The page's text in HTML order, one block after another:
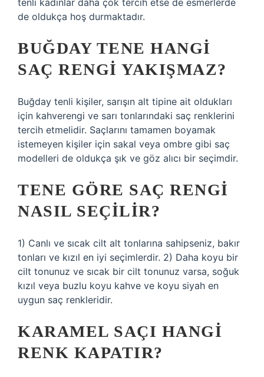
tenli kadınlar daha çok tercih etse de esmerlerde
de oldukça hoş durmaktadır.
BUĞDAY TENE HANGI
SAÇ RENGI YAKIŞMAZ?
Buğday tenli kişiler, sarışın alt tipine ait oldukları
için kahverengi ve sarı tonlarındaki saç renklerini
tercih etmelidir. Saçlarını tamamen boyamak
istemeyen kişiler için sakal veya ombre gibi saç
modelleri de oldukça şık ve göz alıcı bir seçimdir.
TENE GÖRE SAÇ RENGI
NASIL SEÇILIR?
1) Canlı ve sıcak cilt alt tonlarına sahipseniz, bakır
tonları ve kızıl en iyi seçimlerdir. 2) Daha koyu bir
cilt tonunuz ve sıcak bir cilt tonunuz varsa, soğuk
kızıl veya buzlu koyu kahve ve koyu siyah en
uygun saç renkleridir.
KARAMEL SAÇI HANGI
RENK KAPATIR?